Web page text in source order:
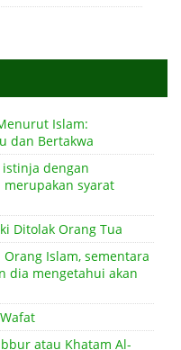
Islam:
dan Bertakwa
dengan
syarat
Ditolak Orang Tua
Islam, sementara
dia mengetahui akan
atau Khatam Al-